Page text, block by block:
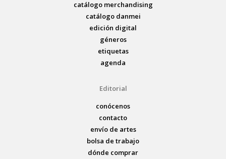
catálogo merchandising
catálogo danmei
edición digital
géneros
etiquetas
agenda
Editorial
conócenos
contacto
envío de artes
bolsa de trabajo
dónde comprar